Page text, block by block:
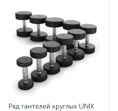
Ряд гантелей круглых UNIX